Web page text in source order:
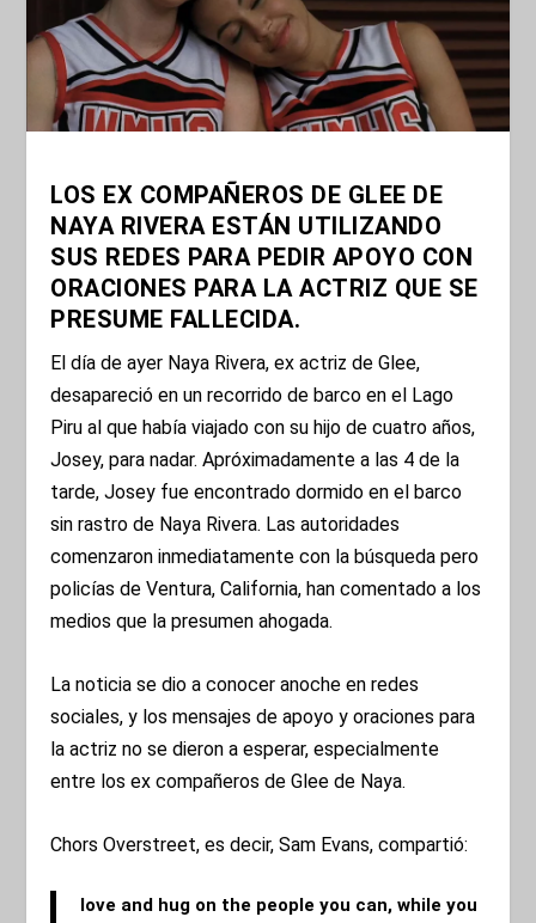
LOS EX COMPAÑEROS DE GLEE DE
NAYA RIVERA ESTÁN UTILIZANDO
SUS REDES PARA PEDIR APOYO CON
ORACIONES PARA LA ACTRIZ QUE SE
PRESUME FALLECIDA.
El día de ayer Naya Rivera, ex actriz de Glee,
desapareció en un recorrido de barco en el Lago
Piru al que había viajado con su hijo de cuatro años,
Josey, para nadar. Apróximadamente a las 4 de la
tarde, Josey fue encontrado dormido en el barco
sin rastro de Naya Rivera. Las autoridades
comenzaron inmediatamente con la búsqueda pero
policías de Ventura, California, han comentado a los
medios que la presumen ahogada.
La noticia se dio a conocer anoche en redes
sociales, y los mensajes de apoyo y oraciones para
la actriz no se dieron a esperar, especialmente
entre los ex compañeros de Glee de Naya.
Chors Overstreet, es decir, Sam Evans, compartió:
love and hug on the people you can, while you